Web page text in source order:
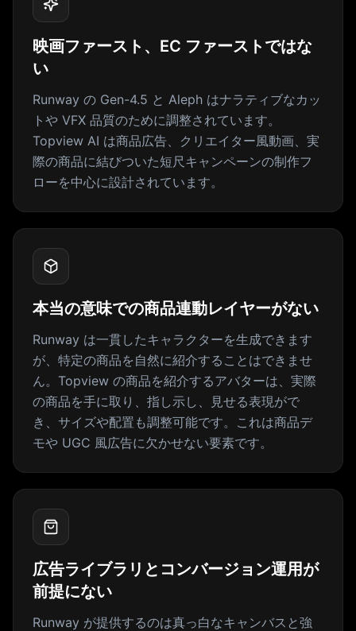
映画ファースト、EC ファーストではな
い
Runway の Gen-4.5 と Aleph はナラティブなカッ
トや VFX 品質のために調整されています。
Topview AI は商品広告、クリエイター風動画、実
際の商品に結びついた短尺キャンペーンの制作フ
ローを中心に設計されています。
本当の意味での商品連動レイヤーがない
Runway は一貫したキャラクターを生成できます
が、特定の商品を自然に紹介することはできませ
ん。Topview の商品を紹介するアバターは、実際
の商品を手に取り、指し示し、見せる表現がで
き、サイズや配置も調整可能です。これは商品デ
モや UGC 風広告に欠かせない要素です。
広告ライブラリとコンバージョン運用が
前提にない
Runway が提供するのは真っ白なキャンバスと強